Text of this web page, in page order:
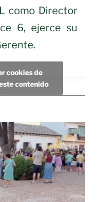
como Director
6, ejerce su
cookies de
contenido